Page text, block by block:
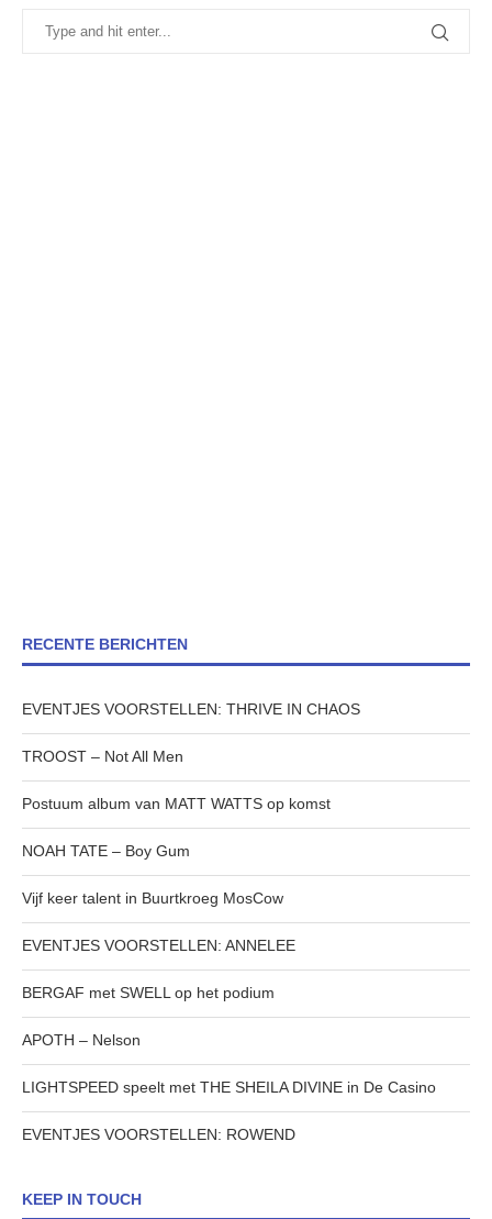
RECENTE BERICHTEN
EVENTJES VOORSTELLEN: THRIVE IN CHAOS
TROOST – Not All Men
Postuum album van MATT WATTS op komst
NOAH TATE – Boy Gum
Vijf keer talent in Buurtkroeg MosCow
EVENTJES VOORSTELLEN: ANNELEE
BERGAF met SWELL op het podium
APOTH – Nelson
LIGHTSPEED speelt met THE SHEILA DIVINE in De Casino
EVENTJES VOORSTELLEN: ROWEND
KEEP IN TOUCH